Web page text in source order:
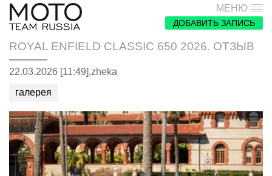
МЕНЮ
ДОБАВИТЬ ЗАПИСЬ
ROYAL ENFIELD CLASSIC 650 2026. ОТЗЫВ
22.03.2026 [11:49],zheka
галерея